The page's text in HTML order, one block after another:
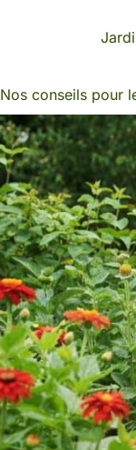
Nos conseils pour